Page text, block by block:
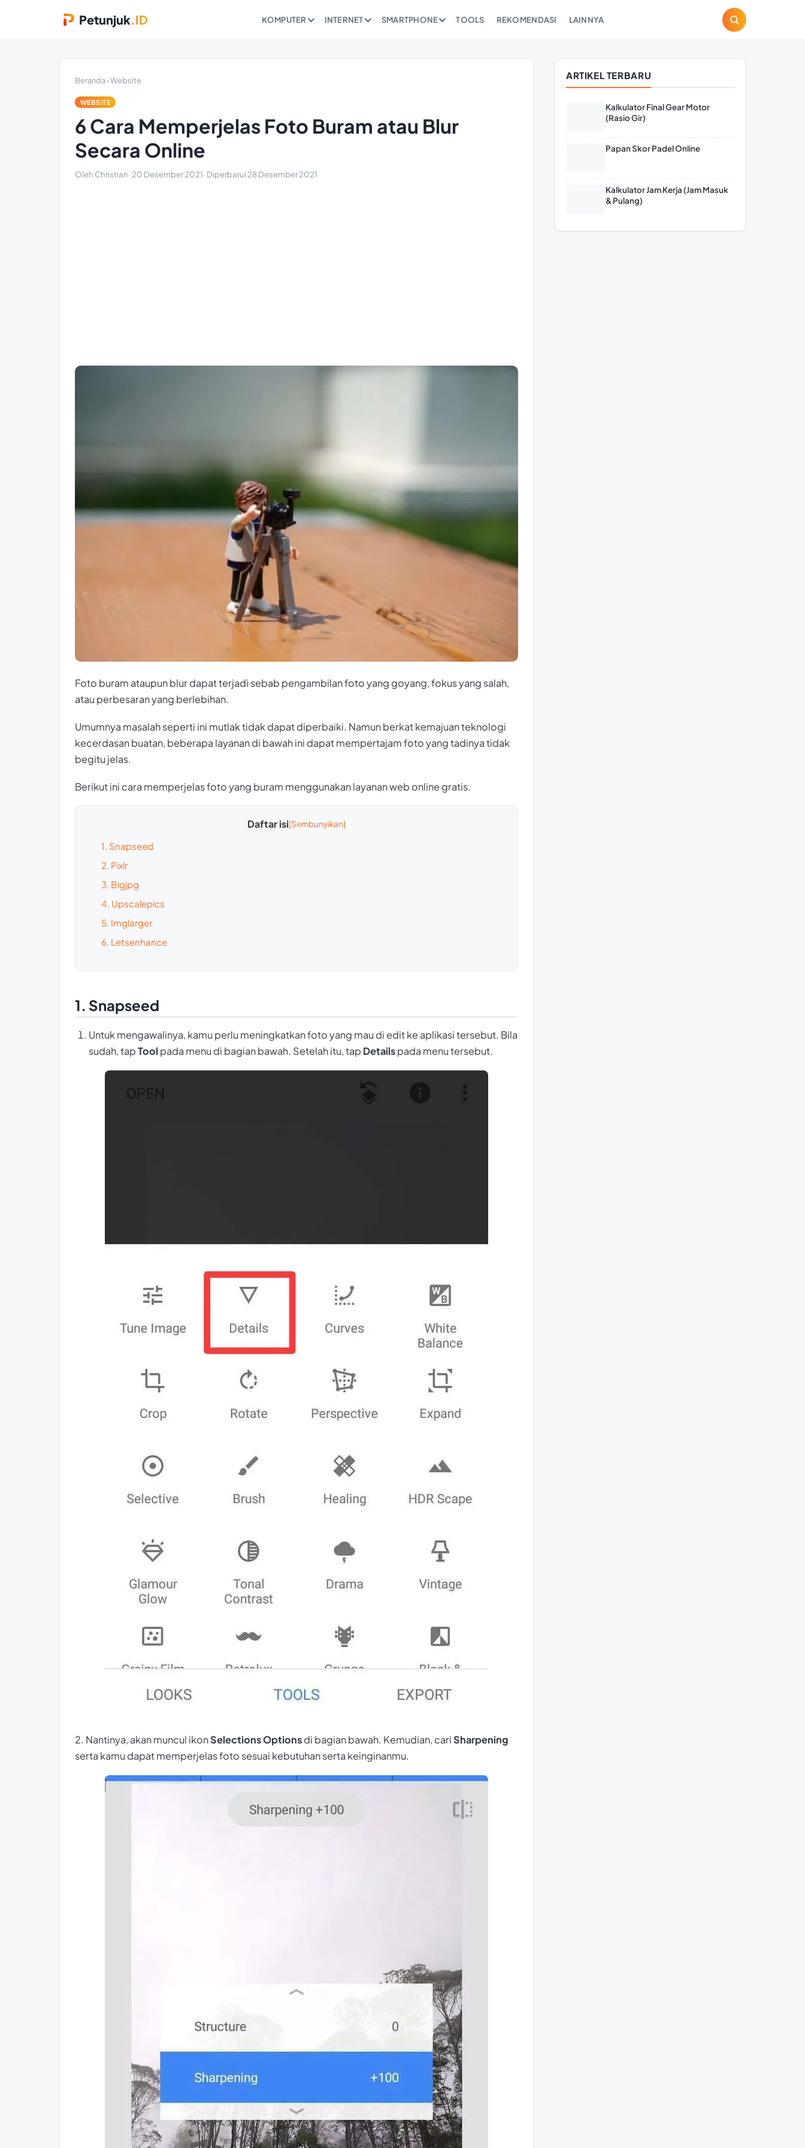
Petunjuk.ID KOMPUTER INTERNET SMARTPHONE TOOLS REKOMENDASI LAINNYA
Beranda›Website
WEBSITE
6 Cara Memperjelas Foto Buram atau Blur
Secara Online
Oleh Christian· 20 Desember 2021· Diperbarui 28 Desember 2021
Foto buram ataupun blur dapat terjadi sebab pengambilan foto yang goyang, fokus yang salah,
atau perbesaran yang berlebihan.
Umumnya masalah seperti ini mutlak tidak dapat diperbaiki. Namun berkat kemajuan teknologi
kecerdasan buatan, beberapa layanan di bawah ini dapat mempertajam foto yang tadinya tidak
begitu jelas.
Berikut ini cara memperjelas foto yang buram menggunakan layanan web online gratis.
Daftar isi
1. Snapseed
2. Pixlr
3. Bigjpg
4. Upscalepics
5. Imglarger
6. Letsenhance
1. Snapseed
Untuk mengawalinya, kamu perlu meningkatkan foto yang mau di edit ke aplikasi tersebut. Bila
sudah, tapToolpada menu di bagian bawah. Setelah itu, tap Detailspada menu tersebut.
2. Nantinya, akan muncul ikonSelections Optionsdi bagian bawah. Kemudian, cari Sharpening
serta kamu dapat memperjelas foto sesuai kebutuhan serta keinginanmu.
ARTIKEL TERBARU
Kalkulator Final Gear Motor
(Rasio Gir)
Papan Skor Padel Online
Kalkulator Jam Kerja (Jam Masuk
& Pulang)